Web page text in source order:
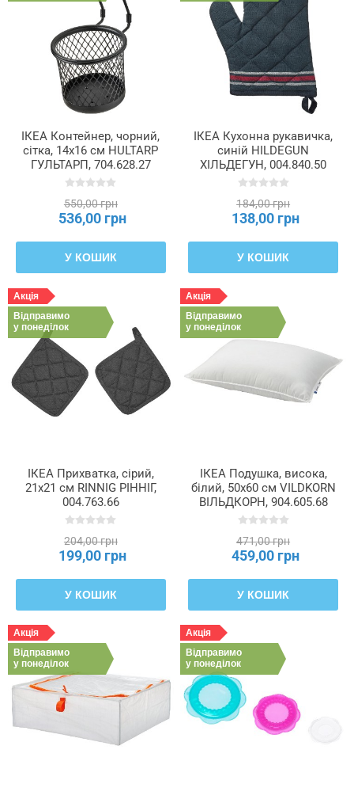
ІКЕА Контейнер, чорний,
сітка, 14x16 см HULTARP
ГУЛЬТАРП, 704.628.27
550,00 грн
536,00 грн
У КОШИК
ІКЕА Кухонна рукавичка,
синій HILDEGUN
ХІЛЬДЕГУН, 004.840.50
184,00 грн
138,00 грн
У КОШИК
Акція
Відправимо
у понеділок
ІКЕА Прихватка, сірий,
21х21 см RINNIG РІННІГ,
004.763.66
204,00 грн
199,00 грн
У КОШИК
Акція
Відправимо
у понеділок
ІКЕА Подушка, висока,
білий, 50x60 см VILDKORN
ВІЛЬДКОРН, 904.605.68
471,00 грн
459,00 грн
У КОШИК
Акція
Відправимо
у понеділок
Акція
Відправимо
у понеділок